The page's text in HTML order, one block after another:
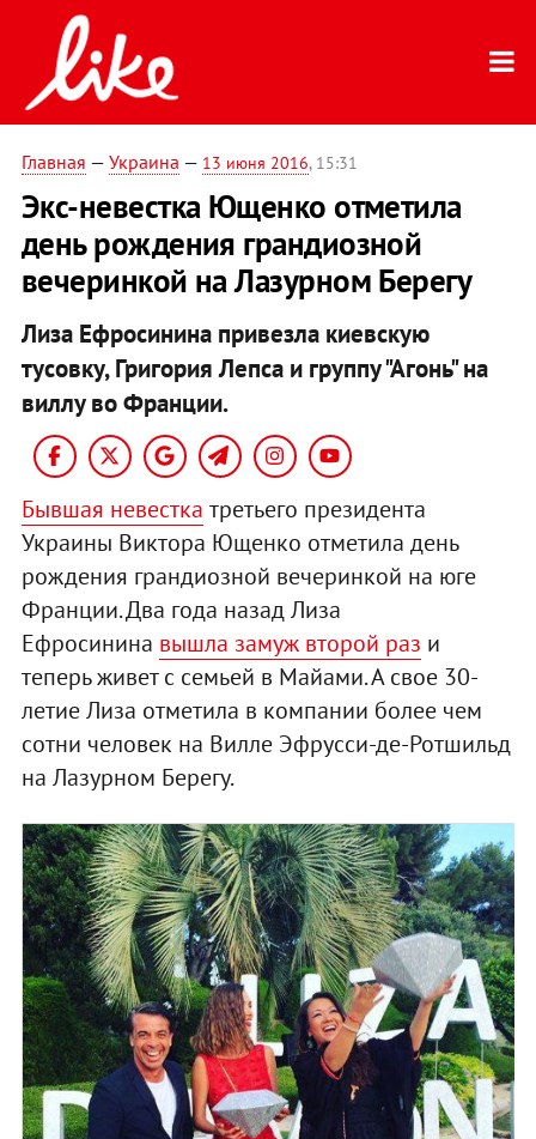
Главная — Украина — 13 июня 2016, 15:31
Экс-невестка Ющенко отметила
день рождения грандиозной
вечеринкой на Лазурном Берегу
Лиза Ефросинина привезла киевскую
тусовку, Григория Лепса и группу "Агонь" на
виллу во Франции.
Бывшая невестка третьего президента
Украины Виктора Ющенко отметила день
рождения грандиозной вечеринкой на юге
Франции. Два года назад Лиза
Ефросинина вышла замуж второй раз и
теперь живет с семьей в Майами. А свое 30-
летие Лиза отметила в компании более чем
сотни человек на Вилле Эфрусси-де-Ротшильд
на Лазурном Берегу.